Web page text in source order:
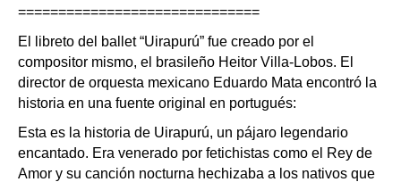
==============================
El libreto del ballet “Uirapurú” fue creado por el
compositor mismo, el brasileño Heitor Villa-Lobos. El
director de orquesta mexicano Eduardo Mata encontró la
historia en una fuente original en portugués:
Esta es la historia de Uirapurú, un pájaro legendario
encantado. Era venerado por fetichistas como el Rey de
Amor y su canción nocturna hechizaba a los nativos que